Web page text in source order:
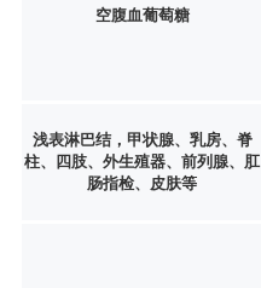
空腹血葡萄糖
浅表淋巴结，甲状腺、乳房、脊
柱、四肢、外生殖器、前列腺、肛
肠指检、皮肤等